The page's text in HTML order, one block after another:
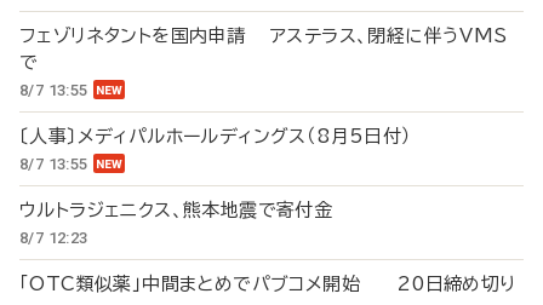
フェゾリネタントを国内申請 アステラス、閉経に伴うVMS
で
8/7 13:55
〔人事〕メディパルホールディングス（8月5日付）
8/7 13:55
ウルトラジェニクス、熊本地震で寄付金
8/7 12:23
「OTC類似薬」中間まとめでパブコメ開始 20日締め切り